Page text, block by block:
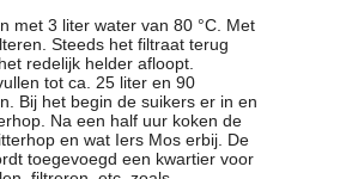
met 3 liter water van 80 °C. Met
Steeds het filtraat terug
redelijk helder afloopt.
tot ca. 25 liter en 90
Bij het begin de suikers er in en
Na een half uur koken de
en wat Iers Mos erbij. De
toegevoegd een kwartier voor
Leden